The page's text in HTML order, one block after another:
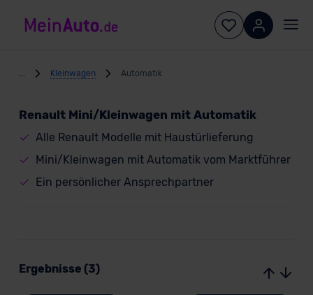
Kleinwagen Automatik
Renault Mini/Kleinwagen mit Automatik
Alle Renault Modelle mit Haustürlieferung
Mini/Kleinwagen mit Automatik vom Marktführer
Ein persönlicher Ansprechpartner
Ergebnisse (3)